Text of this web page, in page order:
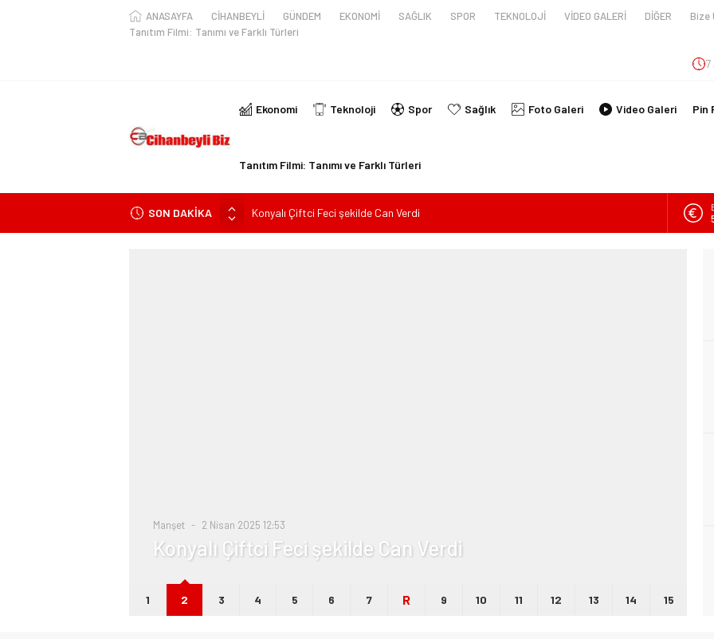
ANASAYFA CİHANBEYLİ GÜNDEM EKONOMİ SAĞLIK SPOR TEKNOLOJİ VİDEO GALERİ DİĞER Bize
Tanıtım Filmi: Tanımı ve Farklı Türleri
7
Ekonomi Teknoloji Spor Sağlık Foto Galeri Video Galeri Pin
Tanıtım Filmi: Tanımı ve Farklı Türleri
SON DAKİKA
Konyalı Çiftci Feci şekilde Can Verdi
Konya’da araçta oksijen tüpünün patlaması sonucu hayatını kaybeden biri bebek 2
Manşet 2 Nisan 2025 12:53
Konyalı Çiftci Feci şekilde Can Verdi
1 2 3 4 5 6 7 R 9 10 11 12 13 14 15